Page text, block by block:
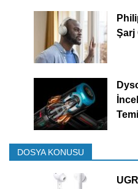
Şarj
DOSYA KONUSU